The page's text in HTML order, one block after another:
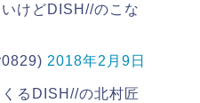
けどDISH//のこな
2018年2月9日
くるDISH//の北村匠